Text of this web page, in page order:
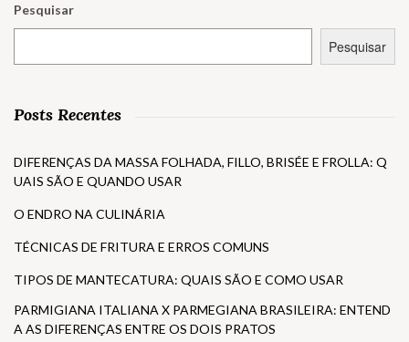
Pesquisar
Pesquisar
Posts Recentes
DIFERENÇAS DA MASSA FOLHADA, FILLO, BRISÉE E FROLLA: Q
UAIS SÃO E QUANDO USAR
O ENDRO NA CULINÁRIA
TÉCNICAS DE FRITURA E ERROS COMUNS
TIPOS DE MANTECATURA: QUAIS SÃO E COMO USAR
PARMIGIANA ITALIANA X PARMEGIANA BRASILEIRA: ENTEND
A AS DIFERENÇAS ENTRE OS DOIS PRATOS